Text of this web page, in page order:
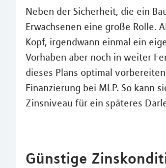
Neben der Sicherheit, die ein
Erwachsenen eine große Rolle.
Kopf, irgendwann einmal ein
Vorhaben aber noch in weiter
dieses Plans optimal
Finanzierung bei MLP. So kann
Zinsniveau für ein späteres
Günstige